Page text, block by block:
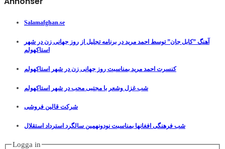
Salamafghan.se
آهنگ ”کابل جان” توسط احمد مرید در برنامه تجلیل از روز جهانی زن در شهر
استاکهولم
کنسرت احمد مرید بمناسبت روز جهانی زن در شهر استاکهولم
شب غزل وشعر با مجتبی محب در شهر استاکهولم
شرکت قالین فروشی
شب فرهنگی افغانها بمناسبت نودونهمین سالگرد استرداد استقلال
Logga in